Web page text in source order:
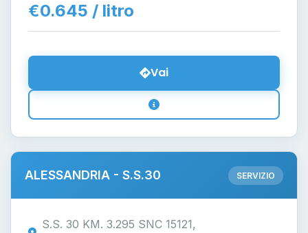
€0.645 / litro
Vai
ALESSANDRIA - S.S.30 SERVIZIO
S.S. 30 KM. 3.295 SNC 15121,